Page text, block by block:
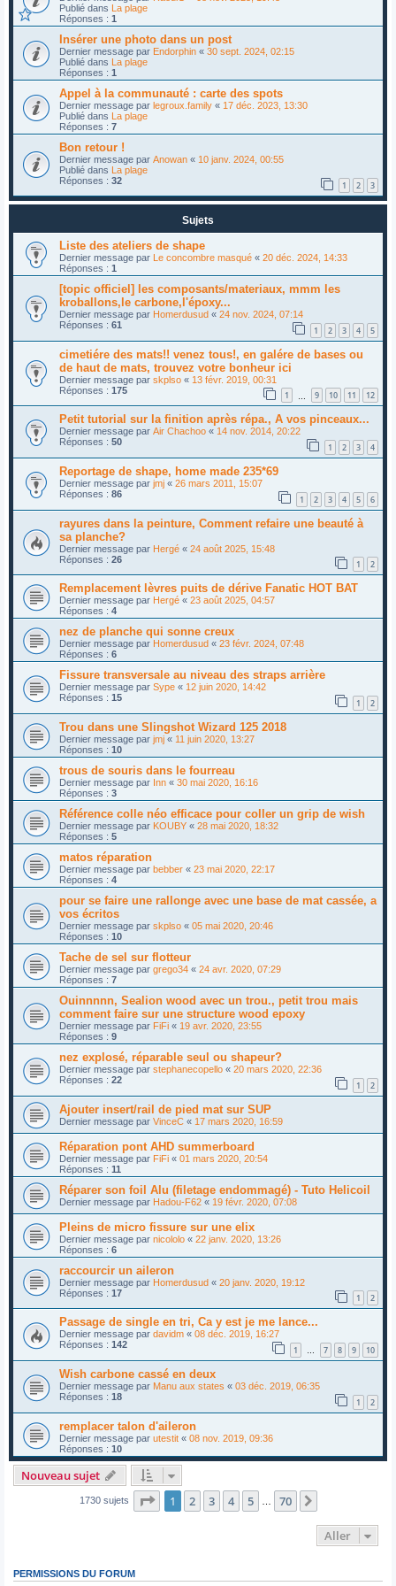
Publié dans La plage
Réponses : 1
Insérer une photo dans un post
Dernier message par Endorphin « 30 sept. 2024, 02:15
Publié dans La plage
Réponses : 1
Appel à la communauté : carte des spots
Dernier message par legroux.family « 17 déc. 2023, 13:30
Publié dans La plage
Réponses : 7
Bon retour !
Dernier message par Anowan « 10 janv. 2024, 00:55
Publié dans La plage
Réponses : 32 1 2 3
Sujets
Liste des ateliers de shape
Dernier message par Le concombre masqué « 20 déc. 2024, 14:33
Réponses : 1
[topic officiel] les composants/materiaux, mmm les
kroballons,le carbone,l'époxy...
Dernier message par Homerdusud « 24 nov. 2024, 07:14
Réponses : 61 1 2 3 4 5
cimetiére des mats!! venez tous!, en galére de bases ou
de haut de mats, trouvez votre bonheur ici
Dernier message par skplso « 13 févr. 2019, 00:31
Réponses : 175 1 9 10 11 12
Petit tutorial sur la finition après répa., A vos pinceaux...
Dernier message par Air Chachoo « 14 nov. 2014, 20:22
Réponses : 50 1 2 3 4
Reportage de shape, home made 235*69
Dernier message par jmj « 26 mars 2011, 15:07
Réponses : 86 1 2 3 4 5 6
rayures dans la peinture, Comment refaire une beauté à
sa planche?
Dernier message par Hergé « 24 août 2025, 15:48
Réponses : 26 1 2
Remplacement lèvres puits de dérive Fanatic HOT BAT
Dernier message par Hergé « 23 août 2025, 04:57
Réponses : 4
nez de planche qui sonne creux
Dernier message par Homerdusud « 23 févr. 2024, 07:48
Réponses : 6
Fissure transversale au niveau des straps arrière
Dernier message par Sype « 12 juin 2020, 14:42
Réponses : 15 1 2
Trou dans une Slingshot Wizard 125 2018
Dernier message par jmj « 11 juin 2020, 13:27
Réponses : 10
trous de souris dans le fourreau
Dernier message par Inn « 30 mai 2020, 16:16
Réponses : 3
Référence colle néo efficace pour coller un grip de wish
Dernier message par KOUBY « 28 mai 2020, 18:32
Réponses : 5
matos réparation
Dernier message par bebber « 23 mai 2020, 22:17
Réponses : 4
pour se faire une rallonge avec une base de mat cassée, a
vos écritos
Dernier message par skplso « 05 mai 2020, 20:46
Réponses : 10
Tache de sel sur flotteur
Dernier message par grego34 « 24 avr. 2020, 07:29
Réponses : 7
Ouinnnnn, Sealion wood avec un trou., petit trou mais
comment faire sur une structure wood epoxy
Dernier message par FiFi « 19 avr. 2020, 23:55
Réponses : 9
nez explosé, réparable seul ou shapeur?
Dernier message par stephanecopello « 20 mars 2020, 22:36
Réponses : 22 1 2
Ajouter insert/rail de pied mat sur SUP
Dernier message par VinceC « 17 mars 2020, 16:59
Réparation pont AHD summerboard
Dernier message par FiFi « 01 mars 2020, 20:54
Réponses : 11
Réparer son foil Alu (filetage endommagé) - Tuto Helicoil
Dernier message par Hadou-F62 « 19 févr. 2020, 07:08
Pleins de micro fissure sur une elix
Dernier message par nicololo « 22 janv. 2020, 13:26
Réponses : 6
raccourcir un aileron
Dernier message par Homerdusud « 20 janv. 2020, 19:12
Réponses : 17 1 2
Passage de single en tri, Ca y est je me lance...
Dernier message par davidm « 08 déc. 2019, 16:27
Réponses : 142 1 … 7 8 9 10
Wish carbone cassé en deux
Dernier message par Manu aux states « 03 déc. 2019, 06:35
Réponses : 18 1 2
remplacer talon d'aileron
Dernier message par utestit « 08 nov. 2019, 09:36
Réponses : 10
Nouveau sujet
1730 sujets Page 1sur70
1 2 3 4 5 70
Aller
PERMISSIONS DU FORUM